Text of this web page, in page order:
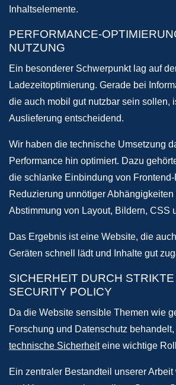
Inhaltselemente.
PERFORMANCE-
NUTZUNG
Ein besonderer Schwerpunkt lag auf
Ladezeitoptimierung. Gerade bei
die auch mobil gut nutzbar sein sollen,
Auslieferung entscheidend.
Wir haben die technische Umsetzung
Performance hin optimiert. Dazu
die schlanke Einbindung von
Reduzierung unnötiger
Abstimmung von Layout, Bildern, CSS
Das Ergebnis ist eine Website, die
Geräten schnell lädt und Inhalte gut
SICHERHEIT DURCH
SECURITY POLICY
Da die Website sensible Themen wie
Forschung und Datenschutz
technische Sicherheiteine wichtige
Ein zentraler Bestandteil unserer